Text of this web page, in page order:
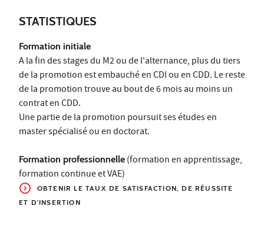
STATISTIQUES
Formation initiale
A la fin des stages du M2 ou de l'alternance, plus du tiers
de la promotion est embauché en CDI ou en CDD. Le reste
de la promotion trouve au bout de 6 mois au moins un
contrat en CDD.
Une partie de la promotion poursuit ses études en
master spécialisé ou en doctorat.
Formation professionnelle (formation en apprentissage,
formation continue et VAE)
OBTENIR LE TAUX DE SATISFACTION, DE RÉUSSITE
ET D'INSERTION